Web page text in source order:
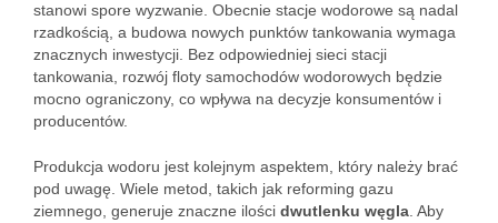
stanowi spore wyzwanie. Obecnie stacje wodorowe są nadal
rzadkością, a budowa nowych punktów tankowania wymaga
znacznych inwestycji. Bez odpowiedniej sieci stacji
tankowania, rozwój floty samochodów wodorowych będzie
mocno ograniczony, co wpływa na decyzje konsumentów i
producentów.
Produkcja wodoru jest kolejnym aspektem, który należy brać
pod uwagę. Wiele metod, takich jak reforming gazu
ziemnego, generuje znaczne ilości dwutlenku węgla . Aby